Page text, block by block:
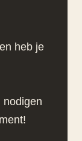
heb je
nodigen